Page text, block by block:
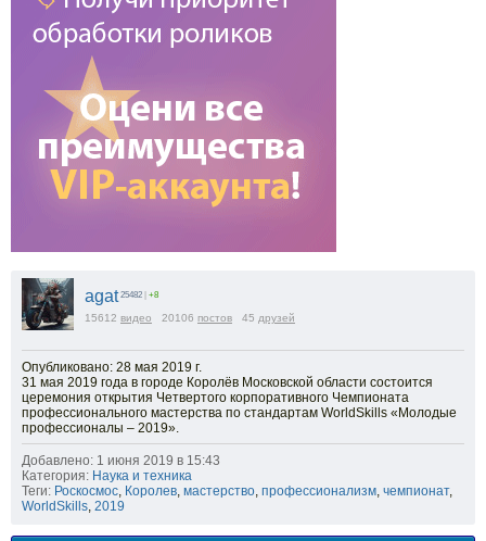
agat 25482 +8
15612 видео 20106 постов 45 друзей
Опубликовано: 28 мая 2019 г.
31 мая 2019 года в городе Королёв Московской области состоится
церемония открытия Четвертого корпоративного Чемпионата
профессионального мастерства по стандартам WorldSkills «Молодые
профессионалы – 2019».
Добавлено: 1 июня 2019 в 15:43
Категория: Наука и техника
Теги: Роскосмос, Королев, мастерство, профессионализм, чемпионат,
WorldSkills, 2019